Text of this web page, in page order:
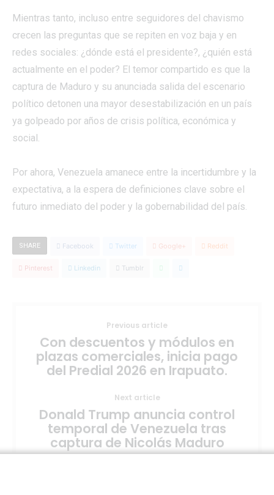
Mientras tanto, incluso entre seguidores del chavismo
crecen las preguntas que se repiten en voz baja y en
redes sociales: ¿dónde está el presidente?, ¿quién está
actualmente en el poder? El temor compartido es que la
captura de Maduro y su anunciada salida del escenario
político detonen una mayor desestabilización en un país
ya golpeado por años de crisis política, económica y
social.
Por ahora, Venezuela amanece entre la incertidumbre y la
expectativa, a la espera de definiciones clave sobre el
futuro inmediato del poder y la gobernabilidad del país.
SHARE Facebook Twitter Google+ Reddit
Pinterest Linkedin Tumblr
Previous article
Con descuentos y módulos en
plazas comerciales, inicia pago
del Predial 2026 en Irapuato.
Next article
Donald Trump anuncia control
temporal de Venezuela tras
captura de Nicolás Maduro